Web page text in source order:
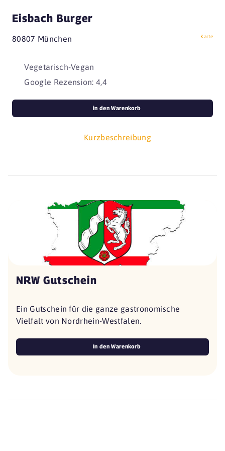
Eisbach Burger
80807 München Karte
Vegetarisch-Vegan
Google Rezension: 4,4
Kurzbeschreibung
in den Warenkorb
NRW Gutschein
Ein Gutschein für die ganze gastronomische
Vielfalt von Nordrhein-Westfalen.
In den Warenkorb